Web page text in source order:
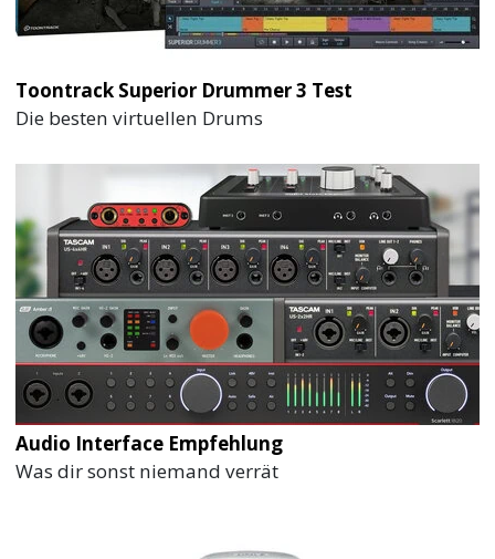
Toontrack Superior Drummer 3 Test
Die besten virtuellen Drums
Audio Interface Empfehlung
Was dir sonst niemand verrät